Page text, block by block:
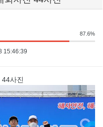
87.6%
15:46:39
사진